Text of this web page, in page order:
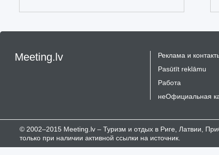
Meeting.lv
Реклама и
Pasūtīt reklāmu
Работа
неОфициальная
© 2002–2015 Meeting.lv – Туризм и отдых в Риге, Латвии,
только при наличии активной ссылки на источник.